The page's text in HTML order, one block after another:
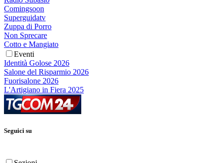
Comingsoon
Superguidatv
Zuppa di Porro
Non Sprecare
Cotto e Mangiato
Eventi
Identità Golose 2026
Salone del Risparmio 2026
Fuorisalone 2026
L'Artigiano in Fiera 2025
Seguici su